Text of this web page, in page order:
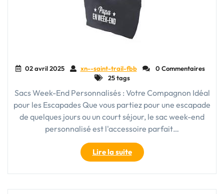
l’Élégance
de
la
02 avril 2025 xn--saint-trail-fbb
0 Commentaires
25 tags
Sacs Week-End Personnalisés : Votre Compagnon Idéal
pour les Escapades Que vous partiez pour une escapade
de quelques jours ou un court séjour, le sac week-end
personnalisé est l'accessoire parfait…
Lire la suite"Le
Sac
Week-